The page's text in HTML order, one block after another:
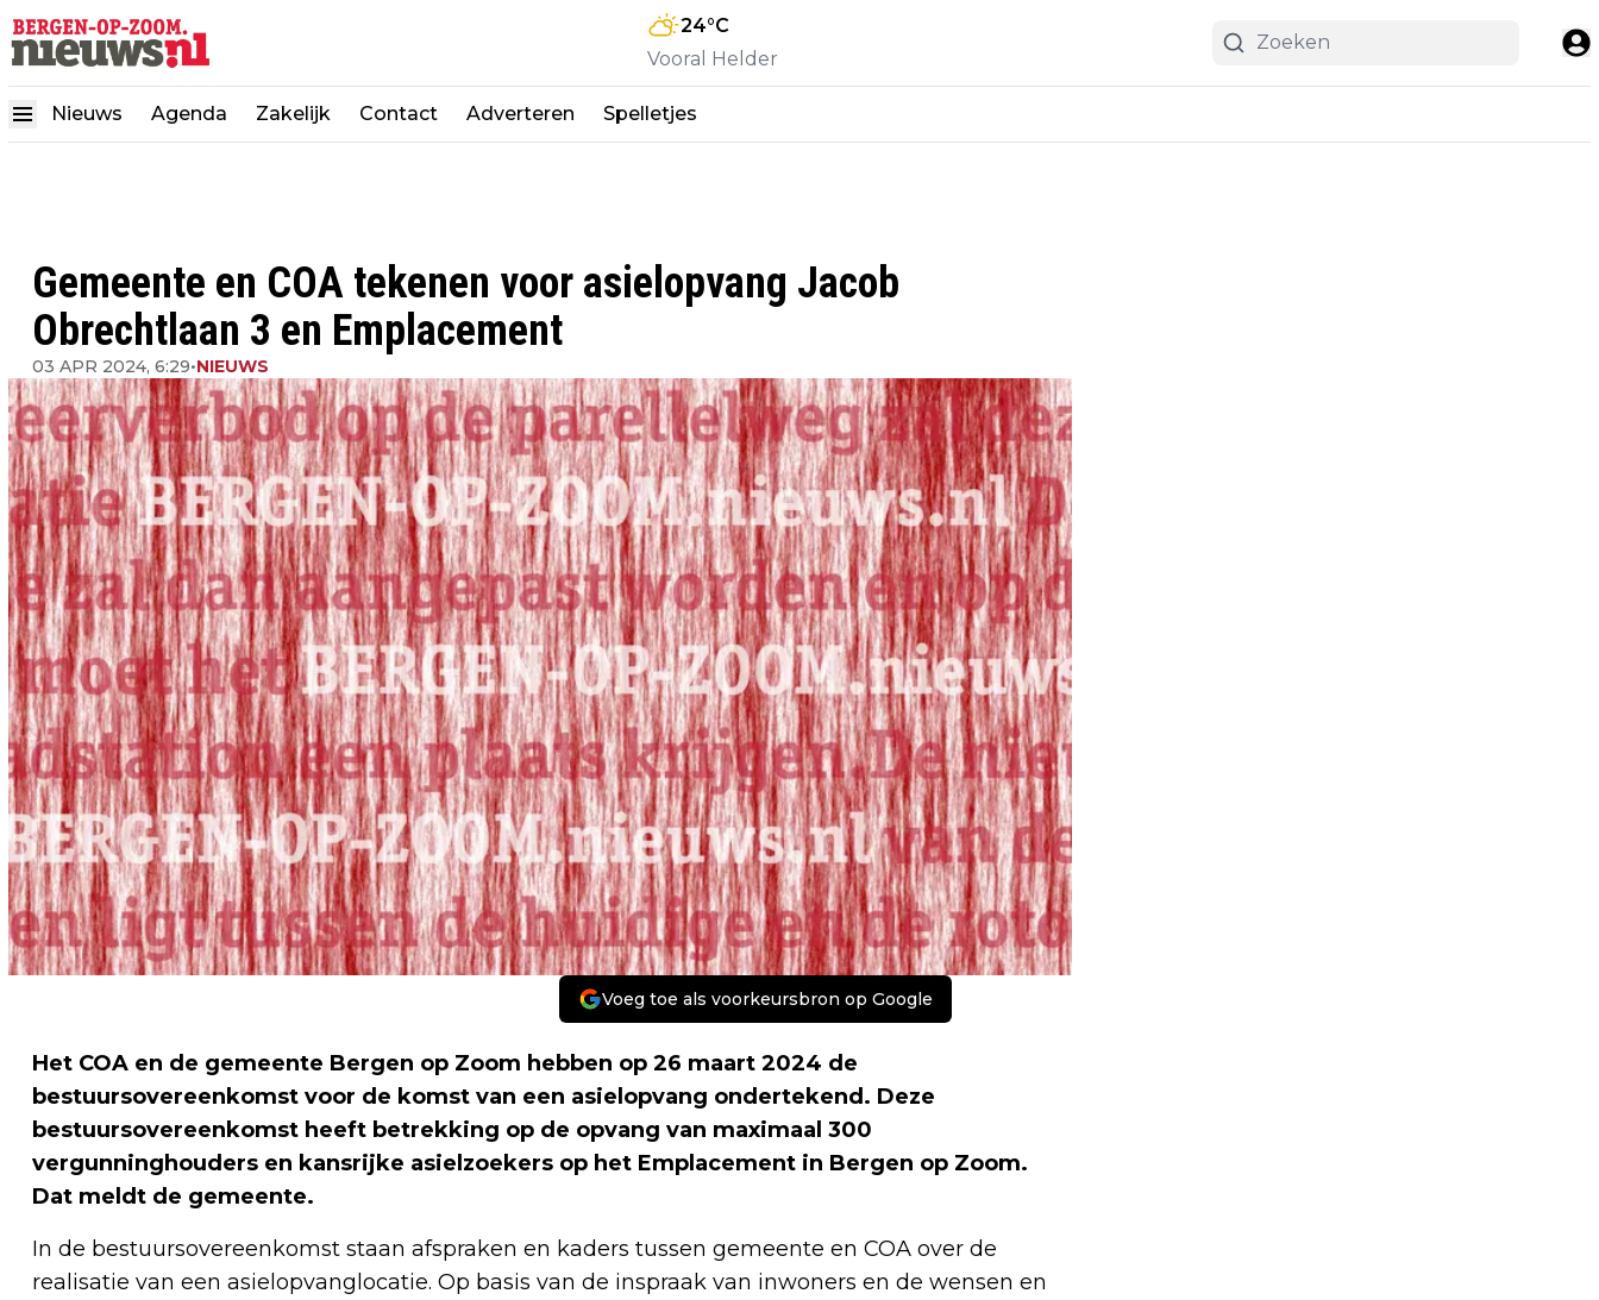
24°C
Vooral Helder
Nieuws Agenda Zakelijk Contact Adverteren Spelletjes
Gemeente en COA tekenen voor asielopvang Jacob
Obrechtlaan 3 en Emplacement
03 APR 2024, 6:29•NIEUWS
Voeg toe als voorkeursbron op Google
Het COA en de gemeente Bergen op Zoom hebben op 26 maart 2024 de
bestuursovereenkomst voor de komst van een asielopvang ondertekend. Deze
bestuursovereenkomst heeft betrekking op de opvang van maximaal 300
vergunninghouders en kansrijke asielzoekers op het Emplacement in Bergen op Zoom.
Dat meldt de gemeente.
In de bestuursovereenkomst staan afspraken en kaders tussen gemeente en COA over de
realisatie van een asielopvanglocatie. Op basis van de inspraak van inwoners en de wensen en